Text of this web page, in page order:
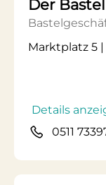
Der
Marktplatz 5
Details
0511